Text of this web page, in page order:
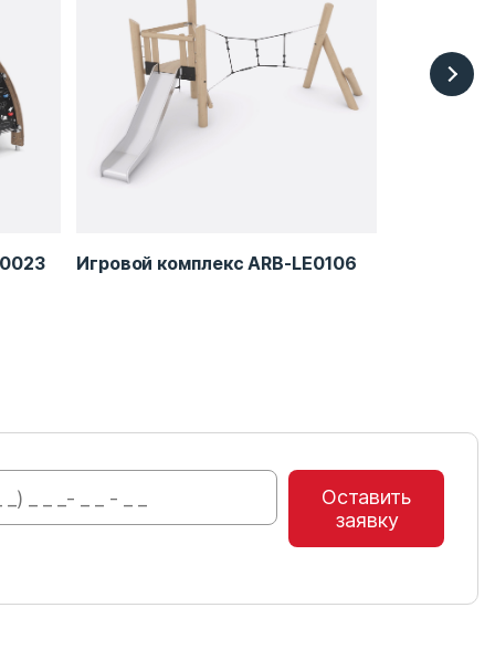
Игровой комплекс ARB-LE0106
Оставить
заявку